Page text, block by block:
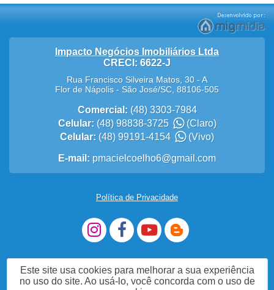
Impacto Negócios Imobiliários Ltda
CRECI: 6622-J
Rua Francisco Silveira Matos, 30 - A
Flor de Nápolis - São José/SC 88106-505
Comercial: (48) 3303-7984
Celular: (48) 98838-3725
(Claro)
Celular: (48) 99191-4154 (Vivo)
E-mail: pmacielcoelho6@gmail.com
Política de Privacidade
Este site usa cookies para melhorar a sua experiência
no uso do site. Ao usá-lo, você concorda com o uso de